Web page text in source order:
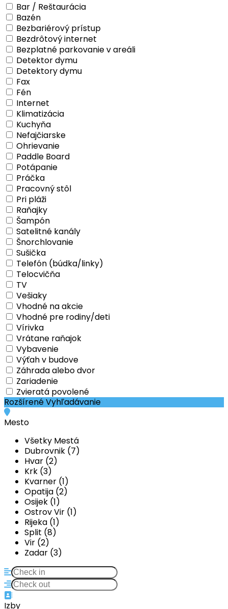
Bar / Reštaurácia
Bazén
Bezbariérový prístup
Bezdrôtový internet
Bezplatné parkovanie v areáli
Detektor dymu
Detektory dymu
Fax
Fén
Internet
Klimatizácia
Kuchyňa
Nefajčiarske
Ohrievanie
Paddle Board
Potápanie
Práčka
Pracovný stôl
Pri pláži
Raňajky
Šampón
Satelitné kanály
Šnorchlovanie
Sušička
Telefón (búdka/linky)
Telocvičňa
TV
Vešiaky
Vhodné na akcie
Vhodné pre rodiny/deti
Vírivka
Vrátane raňajok
Vybavenie
Výťah v budove
Záhrada alebo dvor
Zariadenie
Zvieratá povolené
Rozšírené Vyhľadávanie
Mesto
Všetky Mestá
Dubrovnik (7)
Hvar (2)
Krk (3)
Kvarner (1)
Opatija (2)
Osijek (1)
Ostrov Vir (1)
Rijeka (1)
Split (8)
Vir (2)
Zadar (3)
Izby